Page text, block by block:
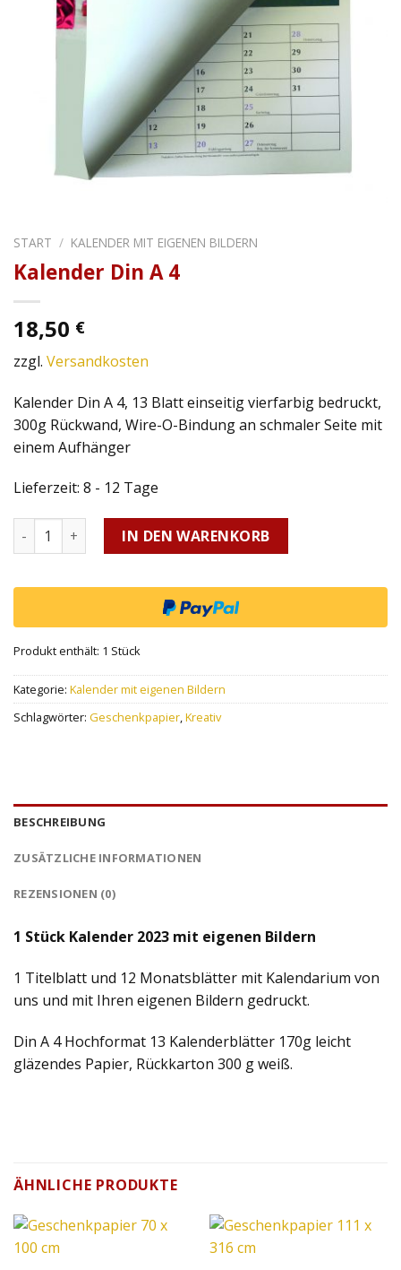
START / KALENDER MIT EIGENEN BILDERN
Kalender Din A 4
18,50 €
zzgl. Versandkosten
Kalender Din A 4, 13 Blatt einseitig vierfarbig bedruckt,
300g Rückwand, Wire-O-Bindung an schmaler Seite mit
einem Aufhänger
Lieferzeit: 8 - 12 Tage
Anzahl IN DEN WARENKORB
Produkt enthält: 1 Stück
Kategorie: Kalender mit eigenen Bildern
Schlagwörter: Geschenkpapier,Kreativ
BESCHREIBUNG
ZUSÄTZLICHE INFORMATIONEN
REZENSIONEN (0)
1 Stück Kalender 2023 mit eigenen Bildern
1 Titelblatt und 12 Monatsblätter mit Kalendarium von
uns und mit Ihren eigenen Bildern gedruckt.
Din A 4 Hochformat 13 Kalenderblätter 170g leicht
gläzendes Papier, Rückkarton 300 g weiß.
ÄHNLICHE PRODUKTE